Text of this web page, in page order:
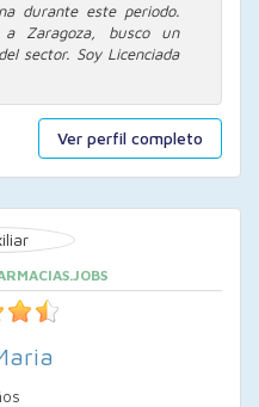
Ver perfil completo
durante este periodo.
Zaragoza, busco un
sector. Soy Licenciada